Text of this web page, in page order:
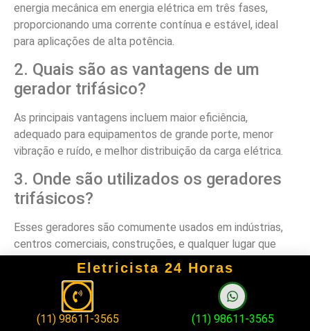
energia mecânica em energia elétrica em três fases,
proporcionando uma corrente contínua e estável, ideal
para aplicações de alta potência.
2. Quais são as vantagens de um
gerador trifásico?
As principais vantagens incluem maior eficiência,
adequado para equipamentos de grande porte, menor
vibração e ruído, e melhor distribuição da carga elétrica.
3. Onde são utilizados os geradores
trifásicos?
Esses geradores são comumente usados em indústrias,
centros comerciais, construções, e qualquer lugar que
necessite de uma fonte de energia robusta e confiável.
4. Qual a diferença entre gerador
monofásico e trifásico?
Eletricista 24 Horas
(11) 98611-3565 (11) 98611-3565